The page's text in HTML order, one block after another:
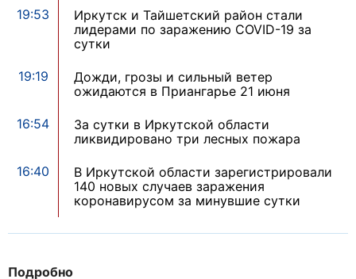
Подробно
19:53
Иркутск и Тайшетский район стали
лидерами по заражению COVID-19 за
сутки
19:19
Дожди, грозы и сильный ветер
ожидаются в Приангарье 21 июня
16:54
За сутки в Иркутской области
ликвидировано три лесных пожара
16:40
В Иркутской области зарегистрировали
140 новых случаев заражения
коронавирусом за минувшие сутки